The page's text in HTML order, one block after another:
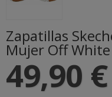
Zapatillas
Mujer Off White
49,90 €